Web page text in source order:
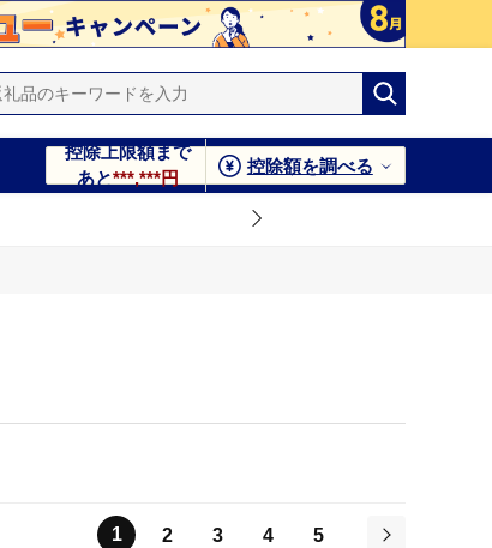
控除上限額まで
あと***,***円
控除額を調べる
1 2 3 4
5